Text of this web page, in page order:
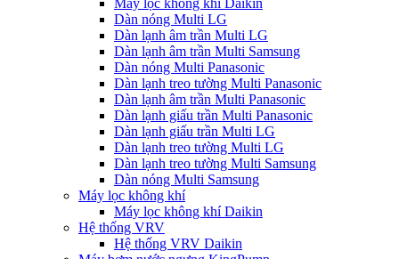
Máy lọc không khí Daikin
Dàn nóng Multi LG
Dàn lạnh âm trần Multi LG
Dàn lạnh âm trần Multi Samsung
Dàn nóng Multi Panasonic
Dàn lạnh treo tường Multi Panasonic
Dàn lạnh âm trần Multi Panasonic
Dàn lạnh giấu trần Multi Panasonic
Dàn lạnh giấu trần Multi LG
Dàn lạnh treo tường Multi LG
Dàn lạnh treo tường Multi Samsung
Dàn nóng Multi Samsung
Máy lọc không khí
Máy lọc không khí Daikin
Hệ thống VRV
Hệ thống VRV Daikin